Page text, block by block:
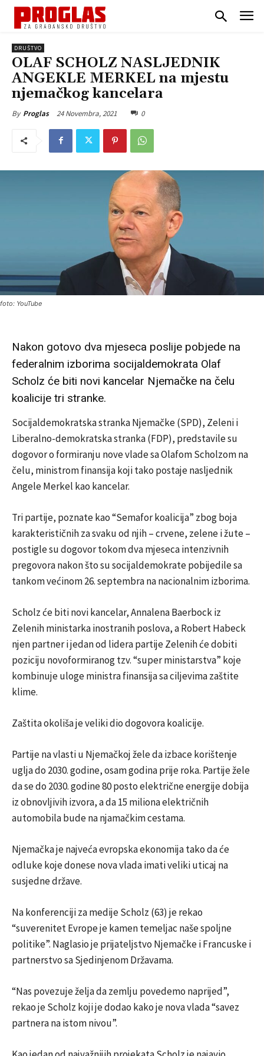
DRUŠTVO
OLAF SCHOLZ NASLJEDNIK
ANGEKLE MERKEL na mjestu
njemačkog kancelara
By Proglas 24 Novembra, 2021 0
foto: YouTube
Nakon gotovo dva mjeseca poslije pobjede na
federalnim izborima socijaldemokrata Olaf
Scholz će biti novi kancelar Njemačke na čelu
koalicije tri stranke.
Socijaldemokratska stranka Njemačke (SPD), Zeleni i
Liberalno-demokratska stranka (FDP), predstavile su
dogovor o formiranju nove vlade sa Olafom Scholzom na
čelu, ministrom finansija koji tako postaje nasljednik
Angele Merkel kao kancelar.
Tri partije, poznate kao “Semafor koalicija” zbog boja
karakterističnih za svaku od njih – crvene, zelene i žute –
postigle su dogovor tokom dva mjeseca intenzivnih
pregovora nakon što su socijaldemokrate pobijedile sa
tankom većinom 26. septembra na nacionalnim izborima.
Scholz će biti novi kancelar, Annalena Baerbock iz
Zelenih ministarka inostranih poslova, a Robert Habeck
njen partner i jedan od lidera partije Zelenih će dobiti
poziciju novoformiranog tzv. “super ministarstva” koje
kombinuje uloge ministra finansija sa ciljevima zaštite
klime.
Zaštita okoliša je veliki dio dogovora koalicije.
Partije na vlasti u Njemačkoj žele da izbace korištenje
uglja do 2030. godine, osam godina prije roka. Partije žele
da se do 2030. godine 80 posto električne energije dobija
iz obnovljivih izvora, a da 15 miliona električnih
automobila bude na njamačkim cestama.
Njemačka je najveća evropska ekonomija tako da će
odluke koje donese nova vlada imati veliki uticaj na
susjedne države.
Na konferenciji za medije Scholz (63) je rekao
“suverenitet Evrope je kamen temeljac naše spoljne
politike”. Naglasio je prijateljstvo Njemačke i Francuske i
partnerstvo sa Sjedinjenom Državama.
“Nas povezuje želja da zemlju povedemo naprijed”,
rekao je Scholz koji je dodao kako je nova vlada “savez
partnera na istom nivou”.